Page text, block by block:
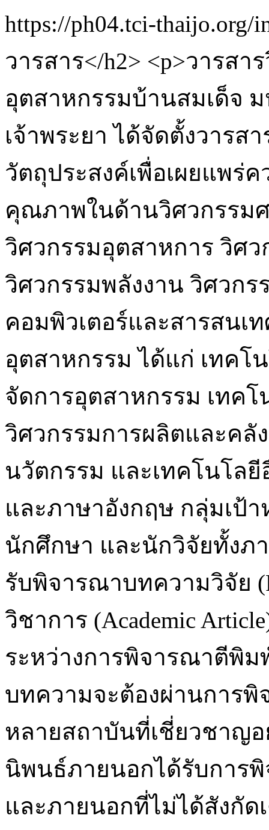
https://ph04.tci-thaijo.org/
วารสาร</h2> <p>วารส
อุตสาหกรรมบ้านสมเด็จ
เจ้าพระยา ได้จัดตั้งวารส
วัตถุประสงค์เพื่อเผยแพร่
คุณภาพในด้านวิศวกรรม
วิศวกรรมอุตสาหการ วิศว
วิศวกรรมพลังงาน วิศวก
คอมพิวเตอร์และสารสนเ
อุตสาหกรรม ได้แก่ เทคโ
จัดการอุตสาหกรรม เทค
วิศวกรรมการผลิตและค
นวัตกรรม และเทคโนโล
และภาษาอังกฤษ กลุ่มเป้
นักศึกษา และนักวิจัยทั้งภ
รับพิจารณาบทความวิจัย
วิชาการ (Academic
ระหว่างการพิจารณาตีพิ
บทความจะต้องผ่านการ
หลายสถาบันที่เชี่ยวชาญ
นิพนธ์ภายนอกได้รับการ
และภายนอกที่ไม่ได้สังกั